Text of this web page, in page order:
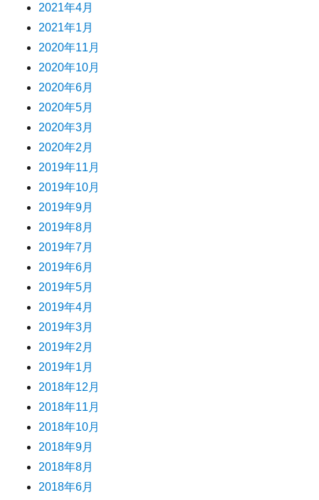
2021年4月
2021年1月
2020年11月
2020年10月
2020年6月
2020年5月
2020年3月
2020年2月
2019年11月
2019年10月
2019年9月
2019年8月
2019年7月
2019年6月
2019年5月
2019年4月
2019年3月
2019年2月
2019年1月
2018年12月
2018年11月
2018年10月
2018年9月
2018年8月
2018年6月